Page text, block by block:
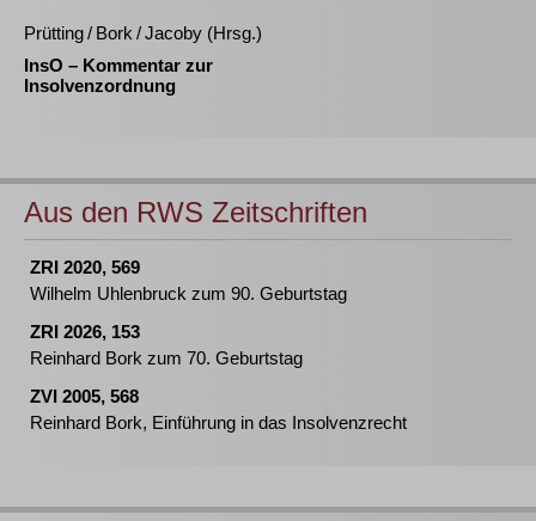
Prütting / Bork / Jacoby (Hrsg.)
InsO – Kommentar zur
Insolvenzordnung
Aus den RWS Zeitschriften
ZRI 2020, 569
Wilhelm Uhlenbruck zum 90. Geburtstag
ZRI 2026, 153
Reinhard Bork zum 70. Geburtstag
ZVI 2005, 568
Reinhard Bork, Einführung in das Insolvenzrecht